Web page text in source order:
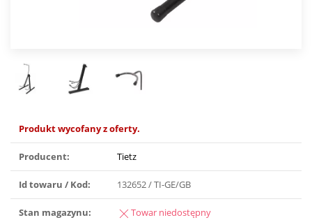
Produkt wycofany z oferty.
Producent: Tietz
Id towaru / Kod: 132652 / TI-GE/GB
Stan magazynu: Towar niedostępny